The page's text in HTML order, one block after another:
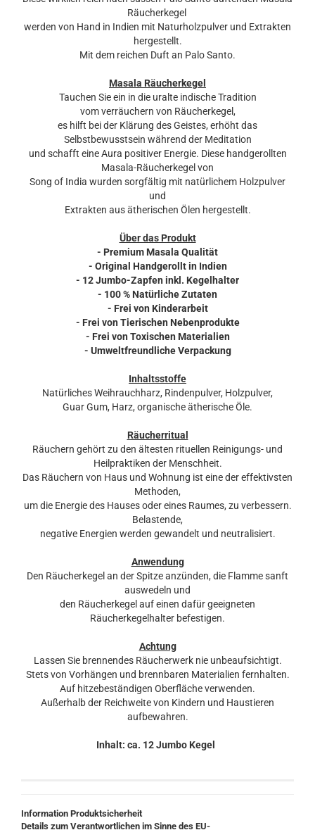
Räucherkegel
werden von Hand in Indien mit Naturholzpulver und Extrakten
hergestellt.
Mit dem reichen Duft an Palo Santo.
Masala Räucherkegel
Tauchen Sie ein in die uralte indische Tradition
vom verräuchern von Räucherkegel,
es hilft bei der Klärung des Geistes, erhöht das
Selbstbewusstsein während der Meditation
und schafft eine Aura positiver Energie. Diese handgerollten
Masala-Räucherkegel von
Song of India wurden sorgfältig mit natürlichem Holzpulver
und
Extrakten aus ätherischen Ölen hergestellt.
Über das Produkt
- Premium Masala Qualität
- Original Handgerollt in Indien
- 12 Jumbo-Zapfen inkl. Kegelhalter
- 100 % Natürliche Zutaten
- Frei von Kinderarbeit
- Frei von Tierischen Nebenprodukte
- Frei von Toxischen Materialien
- Umweltfreundliche Verpackung
Inhaltsstoffe
Natürliches Weihrauchharz, Rindenpulver, Holzpulver,
Guar Gum, Harz, organische ätherische Öle.
Räucherritual
Räuchern gehört zu den ältesten rituellen Reinigungs- und
Heilpraktiken der Menschheit.
Das Räuchern von Haus und Wohnung ist eine der effektivsten
Methoden,
um die Energie des Hauses oder eines Raumes, zu verbessern.
Belastende,
negative Energien werden gewandelt und neutralisiert.
Anwendung
Den Räucherkegel an der Spitze anzünden, die Flamme sanft
auswedeln und
den Räucherkegel auf einen dafür geeigneten
Räucherkegelhalter befestigen.
Achtung
Lassen Sie brennendes Räucherwerk nie unbeaufsichtigt.
Stets von Vorhängen und brennbaren Materialien fernhalten.
Auf hitzebeständigen Oberfläche verwenden.
Außerhalb der Reichweite von Kindern und Haustieren
aufbewahren.
Inhalt: ca. 12 Jumbo Kegel
Information Produktsicherheit
Details zum Verantwortlichen im Sinne des EU-